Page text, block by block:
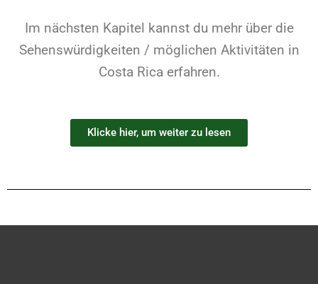
Im nächsten Kapitel kannst du mehr über die
Sehenswürdigkeiten / möglichen Aktivitäten in
Costa Rica erfahren.
Klicke hier, um weiter zu lesen